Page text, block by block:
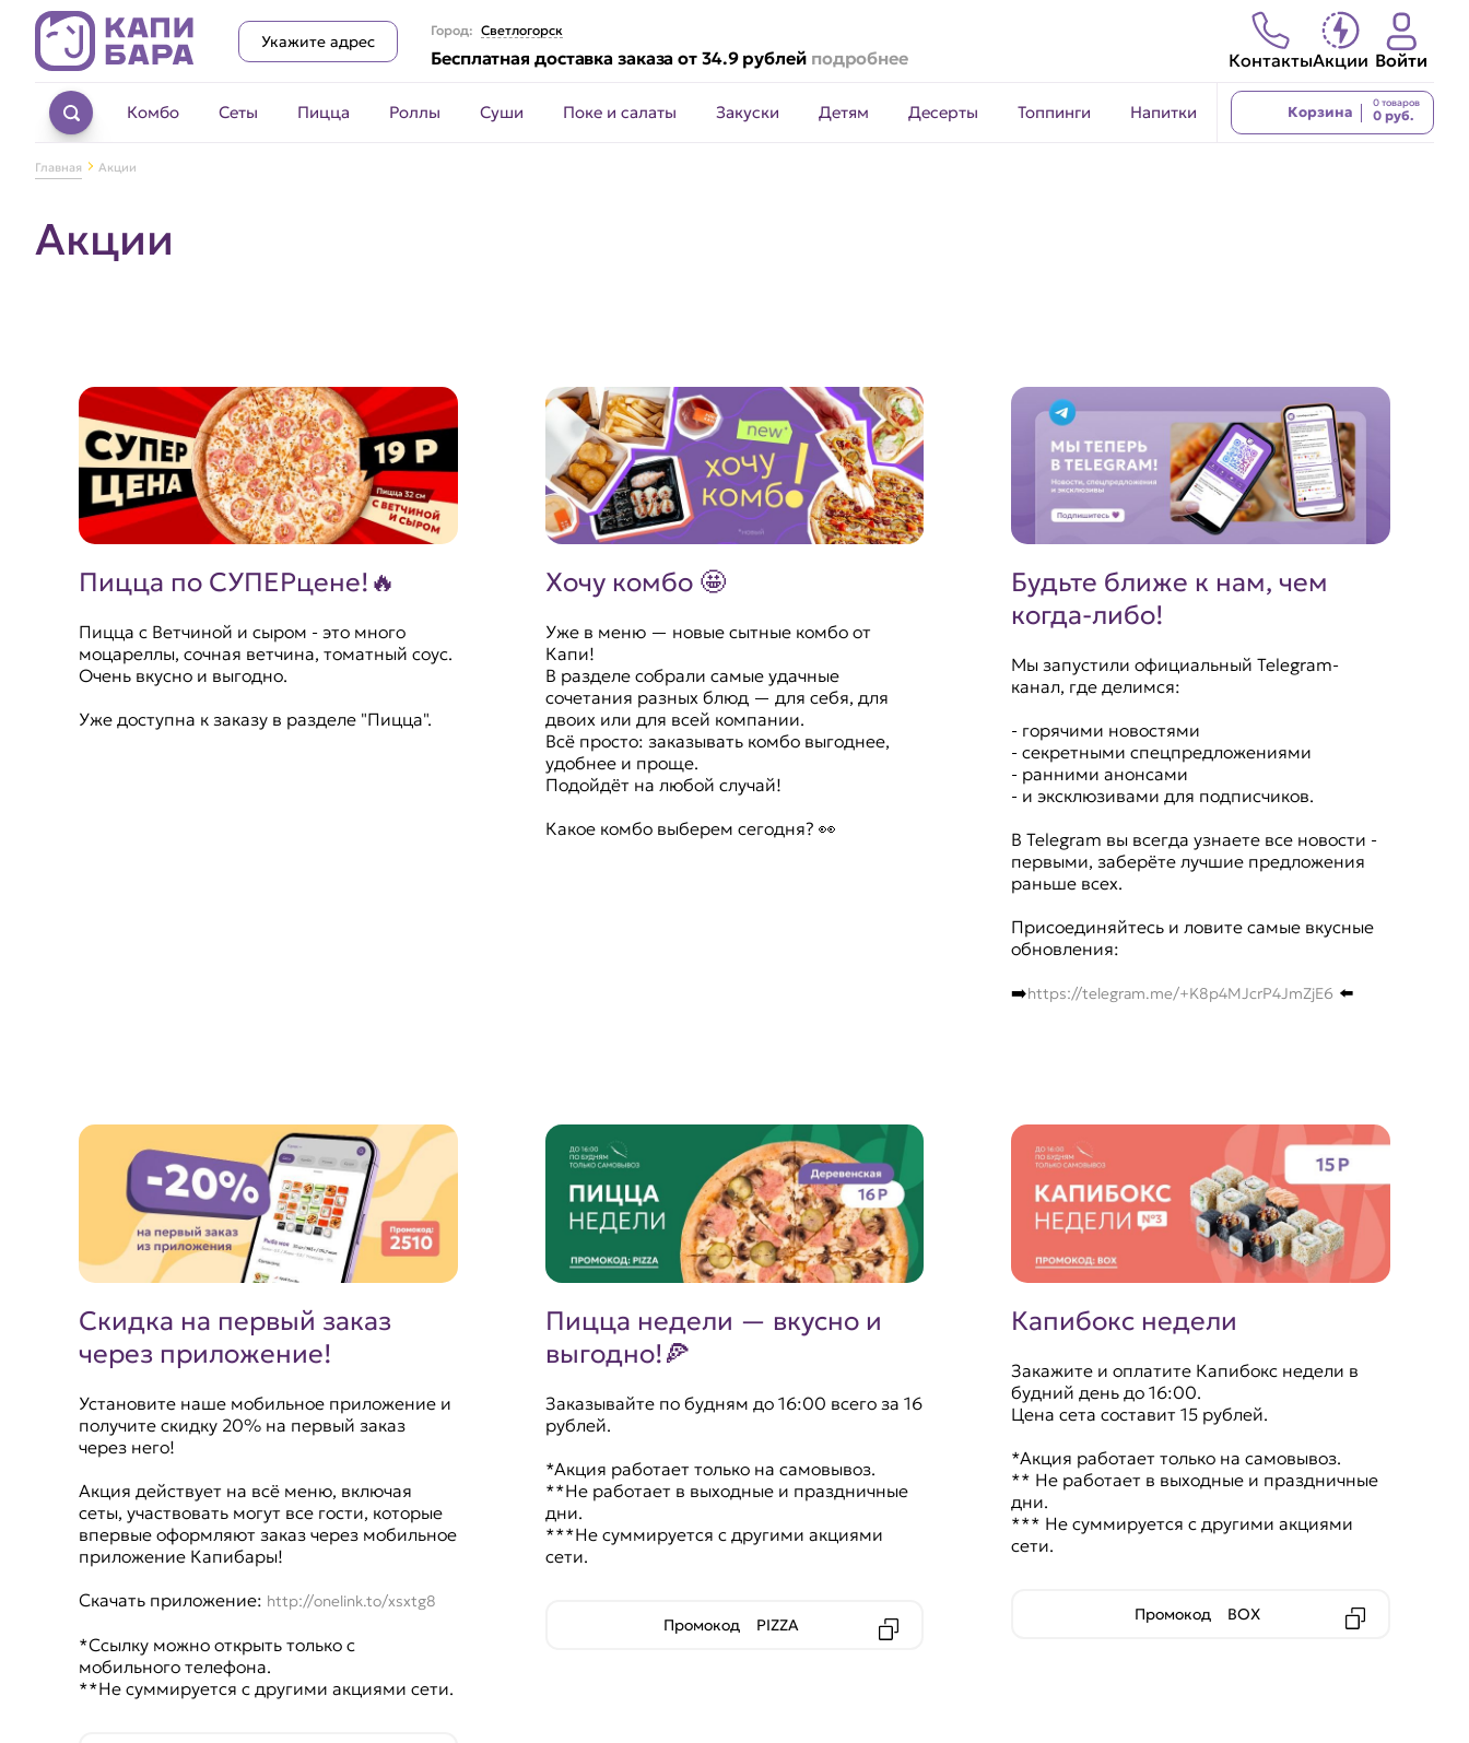
Укажите адрес
Город: Светлогорск
Бесплатная доставка заказа от 34.9 рублей подробнее КонтактыАкции Войти
Комбо Сеты Пицца Роллы Суши Поке и салаты Закуски Детям Десерты Топпинги Напитки Корзина
0 товаров
0 руб.
Главная Акции
Акции
Пицца по СУПЕРцене!🔥
Пицца с Ветчиной и сыром - это много
моцареллы, сочная ветчина, томатный соус.
Очень вкусно и выгодно.
Уже доступна к заказу в разделе "Пицца".
Хочу комбо 🤩
Уже в меню — новые сытные комбо от
Капи!
В разделе собрали самые удачные
сочетания разных блюд — для себя, для
двоих или для всей компании.
Всё просто: заказывать комбо выгоднее,
удобнее и проще.
Подойдёт на любой случай!
Какое комбо выберем сегодня? 👀
Будьте ближе к нам, чем
когда-либо!
Мы запустили официальный Telegram-
канал, где делимся:
- горячими новостями
- секретными спецпредложениями
- ранними анонсами
- и эксклюзивами для подписчиков.
В Telegram вы всегда узнаете все новости -
первыми, заберёте лучшие предложения
раньше всех.
Присоединяйтесь и ловите самые вкусные
обновления:
➡️https://telegram.me/+K8p4MJcrP4JmZjE6 ⬅️
Скидка на первый заказ
через приложение!
Установите наше мобильное приложение и
получите скидку 20% на первый заказ
через него!
Акция действует на всё меню, включая
сеты, участвовать могут все гости, которые
впервые оформляют заказ через мобильное
приложение Капибары!
Скачать приложение: http://onelink.to/xsxtg8
*Ссылку можно открыть только с
мобильного телефона.
**Не суммируется с другими акциями сети.
Пицца недели — вкусно и
выгодно!🍕
Заказывайте по будням до 16:00 всего за 16
рублей.
*Акция работает только на самовывоз.
**Не работает в выходные и праздничные
дни.
***Не суммируется с другими акциями
сети.
Промокод PIZZA
Капибокс недели
Закажите и оплатите Капибокс недели в
будний день до 16:00.
Цена сета составит 15 рублей.
*Акция работает только на самовывоз.
** Не работает в выходные и праздничные
дни.
*** Не суммируется с другими акциями
сети.
Промокод BOX